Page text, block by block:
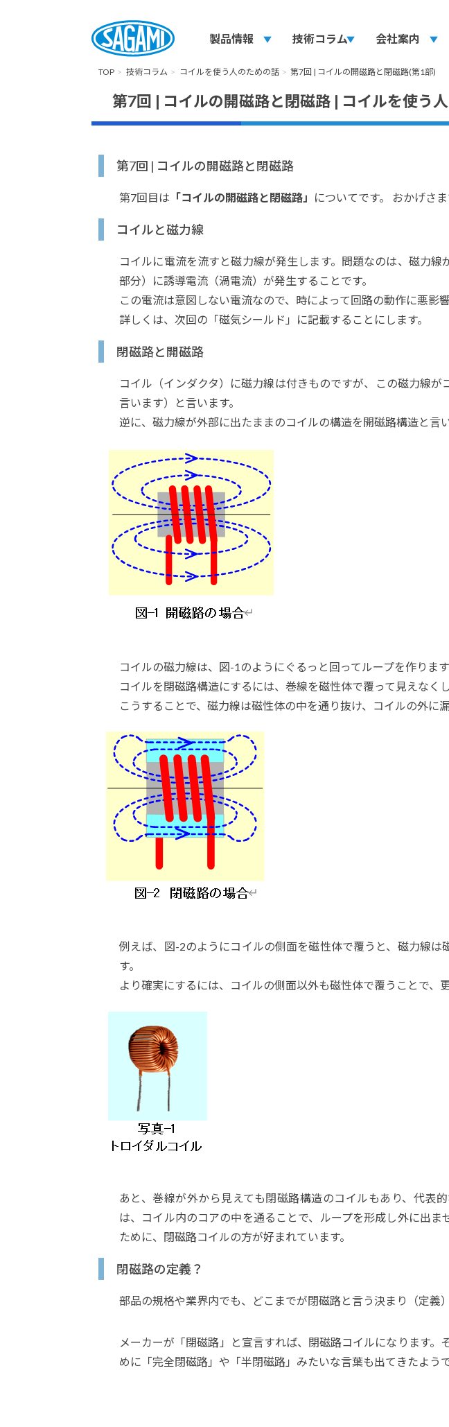
製品情報 play_arrow 技術コラムplay_arrow 会社案内 play_arrow
TOP 技術コラム コイルを使う人のための話 第7回 | コイルの開磁路と閉磁路(第1部)
第7回 | コイルの開磁路と閉磁路 | コイルを使う
第7回 | コイルの開磁路と閉磁路
第7回目は 「コイルの開磁路と閉磁路」 についてです。 おかげさ
コイルと磁力線
コイルに電流を流すと磁力線が発生します。問題なのは、磁力
部分）に誘導電流（渦電流）が発生することです。
この電流は意図しない電流なので、時によって回路の動作に悪影
詳しくは、次回の「磁気シールド」に記載することにします。
閉磁路と開磁路
コイル（インダクタ）に磁力線は付きものですが、この磁力線
言います）と言います。
逆に、磁力線が外部に出たままのコイルの構造を開磁路構造と言
コイルの磁力線は、図-1のようにぐるっと回ってループを作りま
コイルを閉磁路構造にするには、巻線を磁性体で覆って見えなく
こうすることで、磁力線は磁性体の中を通り抜け、コイルの外に漏
例えば、図-2のようにコイルの側面を磁性体で覆うと、磁力線
す。
より確実にするには、コイルの側面以外も磁性体で覆うことで、
あと、巻線が外から見えても閉磁路構造のコイルもあり、代表
は、コイル内のコアの中を通ることで、ループを形成し外に出
ために、閉磁路コイルの方が好まれています。
閉磁路の定義？
部品の規格や業界内でも、どこまでが閉磁路と言う決まり（定義
メーカーが「閉磁路」と宣言すれば、閉磁路コイルになります。
めに「完全閉磁路」や「半閉磁路」みたいな言葉も出てきたようで